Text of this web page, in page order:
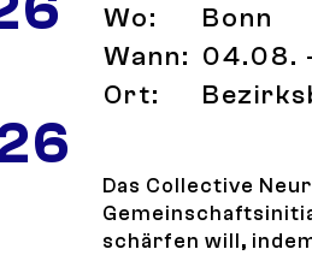
Wo:
Bonn
Wann: 04.08.
Ort:
Das Collective
schärfen will,